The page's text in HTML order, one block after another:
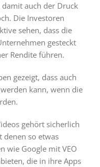
auch der Druck
Die Investoren
sehen, dass die
gesteckt
Rendite führen.
gezeigt, dass auch
kann, wenn die
gehört sicherlich
denen so etwas
wie Google mit VEO
die in ihre Apps